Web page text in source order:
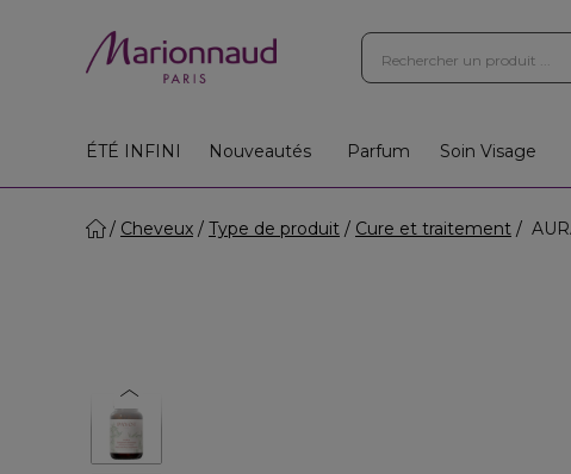
ÉTÉ INFINI Nouveautés Parfum Soin Visage
Cheveux Type de produit Cure et traitement